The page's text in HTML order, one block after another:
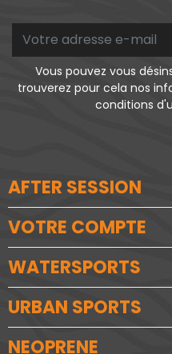
Vous pouvez vous
trouverez pour cela nos
conditions
AFTER SESSION
VOTRE COMPTE
WATERSPORTS
URBAN SPORTS
NEOPRENE